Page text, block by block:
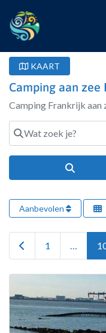
KAART
Camping aan zee
Camping Frankrijk aan
Wat zoek je?
Aanbevolen
Newer posts
1 …